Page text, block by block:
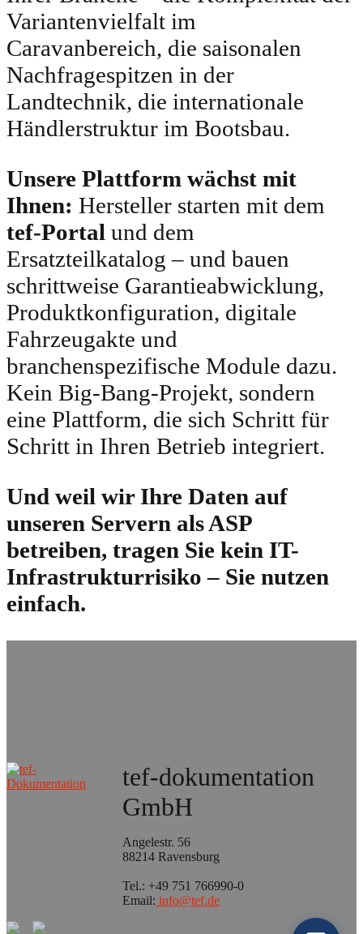
Variantenvielfalt im
Caravanbereich, die saisonalen
Nachfragespitzen in der
Landtechnik, die internationale
Händlerstruktur im Bootsbau.
Unsere Plattform wächst mit
Ihnen: Hersteller starten mit dem
tef-Portal und dem
Ersatzteilkatalog – und bauen
schrittweise Garantieabwicklung,
Produktkonfiguration, digitale
Fahrzeugakte und
branchenspezifische Module dazu.
Kein Big-Bang-Projekt, sondern
eine Plattform, die sich Schritt für
Schritt in Ihren Betrieb integriert.
Und weil wir Ihre Daten auf
unseren Servern als ASP
betreiben, tragen Sie kein IT-
Infrastrukturrisiko – Sie nutzen
einfach.
tef-dokumentation
GmbH
Angelestr. 56
88214 Ravensburg
Tel.: +49 751 766990-0
Email: info@tef.de